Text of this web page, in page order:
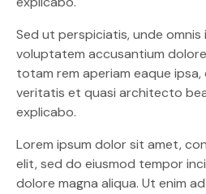
Sed ut perspiciatis, unde
voluptatem accusantium
totam rem aperiam eaque
veritatis et quasi architecto
explicabo.
Lorem ipsum dolor sit amet,
elit, sed do eiusmod tempor
dolore magna aliqua. Ut enim